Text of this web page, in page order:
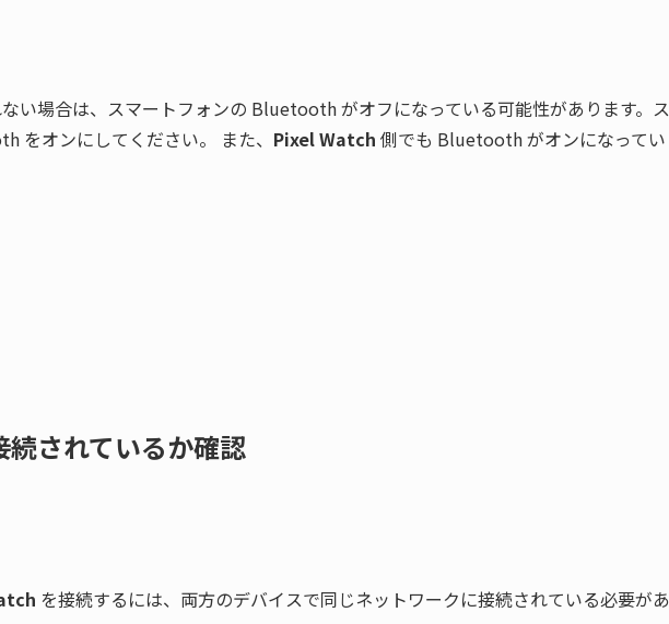
い場合は、スマートフォンの Bluetooth がオフになっている可能性があります。ス
をオンにしてください。 また、 Pixel Watch 側でも Bluetooth がオンになってい
されているか確認
を接続するには、両方のデバイスで同じネットワークに接続されている必要があ